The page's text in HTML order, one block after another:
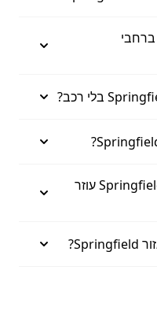
איך השירות של Uber ברחבי Springfield עוזר